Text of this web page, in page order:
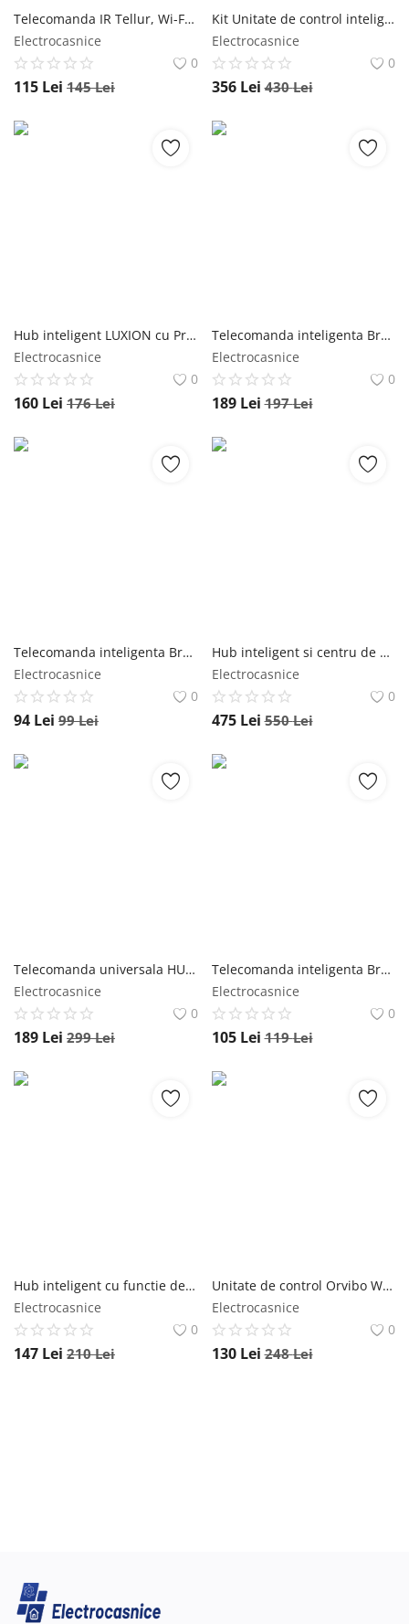
Telecomanda IR Tellur, Wi-Fi, Senzor temperatura & umiditate, Control aplicatie
Electrocasnice
0
115 Lei 145Lei
Kit Unitate de control inteligent Somfy Connectivity Kit pentru conectarea echipamentelor pentru locuinta, control vocal si aplicatie pe mobil
Electrocasnice
0
356 Lei 430Lei
Hub inteligent LUXION cu Protocol ZigBee, Conexiune Wi-Fi 2.4 GHz
Electrocasnice
0
160 Lei 176Lei
Telecomanda inteligenta BroadLink RM4C Pro, IR, Wi-Fi, Control aplicatie, Integrare cu asistenti vocali
Electrocasnice
0
189 Lei 197Lei
Telecomanda inteligenta BroadLink BestCon RM4C Mini, IR, Wi-Fi, compatibil Amazon Alexa si Google Home
Electrocasnice
0
94 Lei 99Lei
Hub inteligent si centru de comanda Owon, Pentru automatizarea locuintei, ZigBee, Wi-Fi 2.4 GHz, Control aplicatie
Electrocasnice
0
475 Lei 550Lei
Telecomanda universala HUB Wi-Fi BroadLink RM4 Pro, Compatibil cu Google Home, Alexa & IFTTT
Electrocasnice
0
189 Lei 299Lei
Telecomanda inteligenta BroadLink RM4 Mini, control IR
Electrocasnice
0
105 Lei 119Lei
Hub inteligent cu functie de Telecomanda universala, Hub Allone Pro Orvibo
Electrocasnice
0
147 Lei 210Lei
Unitate de control Orvibo WiFi Mini hub cu protocol ZigBee VS20ZW
Electrocasnice
0
130 Lei 248Lei